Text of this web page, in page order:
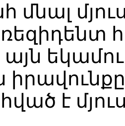
մնալ
ռեզիդենտ
է